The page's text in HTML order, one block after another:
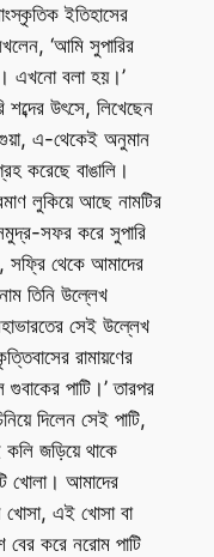
ইতিহাসের
‘আমি সুপারির
এখনো বলা হয়।’
শব্দের উৎসে, লিখেছেন
গুয়া, এ-থেকেই অনুমান
করেছে বাঙালি।
লুকিয়ে আছে নামটির
সফর করে সুপারি
থেকে আমাদের
তিনি উল্লেখ
সেই উল্লেখ
রামায়ণের
পাটি।’ তারপর
দিলেন সেই পাটি,
জড়িয়ে থাকে
খোলা। আমাদের
খোসা, এই খোসা বা
বের করে নরোম পাটি